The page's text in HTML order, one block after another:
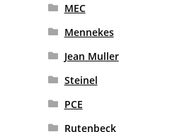
MEC
Mennekes
Jean Muller
Steinel
PCE
Rutenbeck